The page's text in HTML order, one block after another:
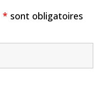
* sont obligatoires